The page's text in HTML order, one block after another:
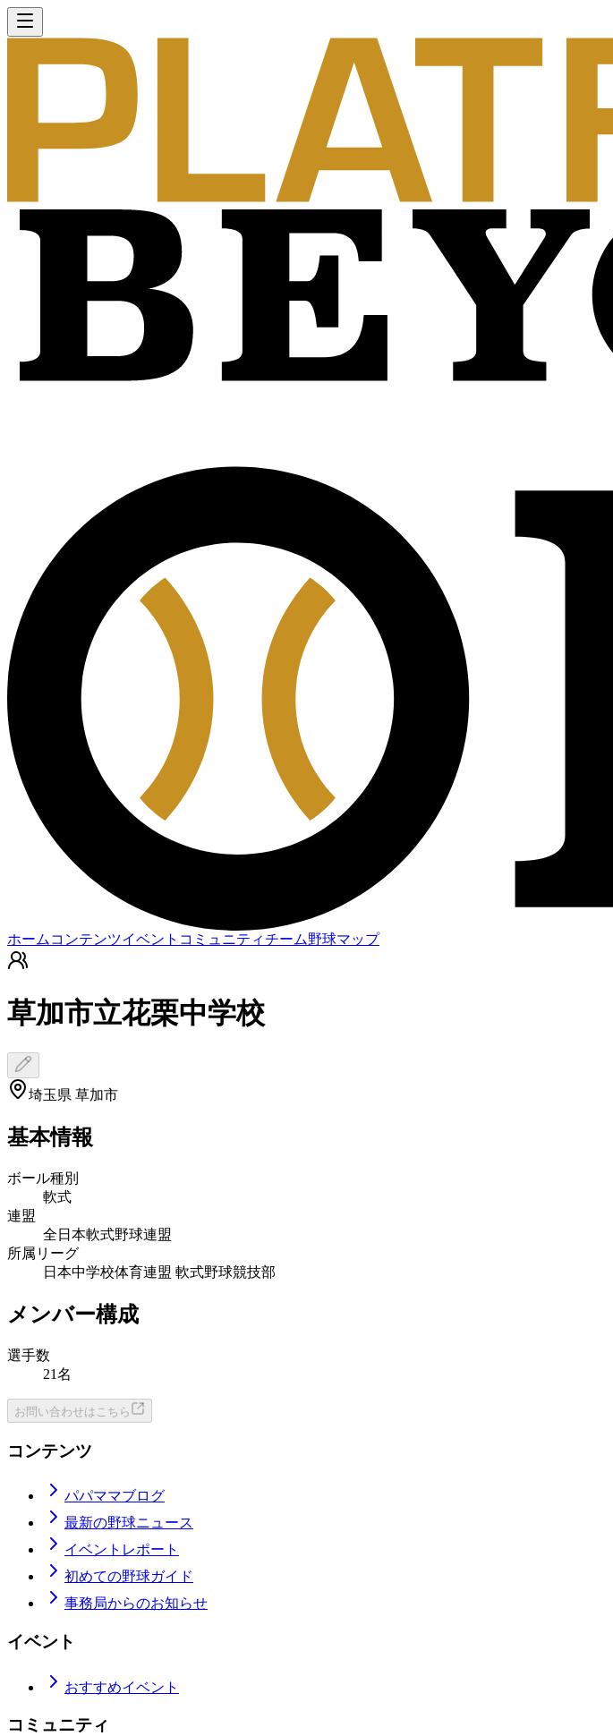
ホーム コンテンツイベント コミュニティチーム野球マップ
草加市立花栗中学校
埼玉県 草加市
基本情報
ボール種別
軟式
連盟
全日本軟式野球連盟
所属リーグ
日本中学校体育連盟 軟式野球競技部
メンバー構成
選手数
21名
お問い合わせはこちら
コンテンツ
パパママブログ
最新の野球ニュース
イベントレポート
初めての野球ガイド
事務局からのお知らせ
イベント
おすすめイベント
コミュニティ